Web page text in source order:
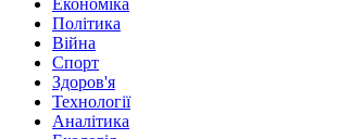
Економіка
Політика
Війна
Спорт
Здоров'я
Технології
Аналітика